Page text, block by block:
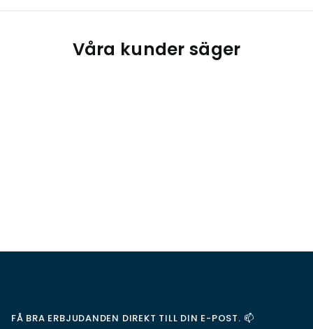
Våra kunder säger
FÅ BRA ERBJUDANDEN DIREKT TILL DIN E-POST. 📫